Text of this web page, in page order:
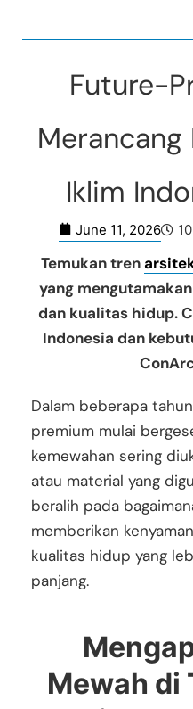
Future-
Merancang
Iklim
June 11, 2026
Temukan tren
yang
dan kualitas hidup.
Indonesia dan
Dalam beberapa
premium mulai
kemewahan sering
atau material yang
beralih pada
memberikan
kualitas hidup yang
panjang.
Mewah di